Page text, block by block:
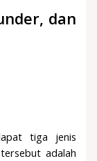
dan
tiga jenis
adalah